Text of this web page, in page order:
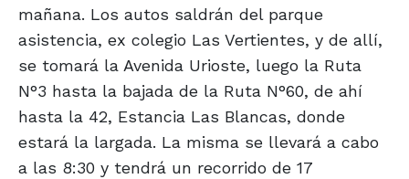
mañana. Los autos saldrán del parque
asistencia, ex colegio Las Vertientes, y de allí,
se tomará la Avenida Urioste, luego la Ruta
N°3 hasta la bajada de la Ruta N°60, de ahí
hasta la 42, Estancia Las Blancas, donde
estará la largada. La misma se llevará a cabo
a las 8:30 y tendrá un recorrido de 17